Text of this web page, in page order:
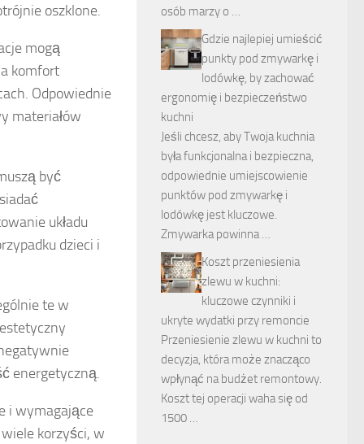
oszklone.
mogą
komfort
Odpowiednie
materiałów
być
układu
dzieci i
te w
energetyczną.
i wymagające
korzyści, w
osób marzy o …
Gdzie najlepiej umieścić
punkty pod zmywarkę i
lodówkę, by zachować
ergonomię i bezpieczeństwo
kuchni
Jeśli chcesz, aby Twoja kuchnia
była funkcjonalna i bezpieczna,
odpowiednie umiejscowienie
punktów pod zmywarkę i
lodówkę jest kluczowe.
Zmywarka powinna …
Koszt przeniesienia
zlewu w kuchni:
kluczowe czynniki i
ukryte wydatki przy remoncie
Przeniesienie zlewu w kuchni to
decyzja, która może znacząco
wpłynąć na budżet remontowy.
Koszt tej operacji waha się od
1500 …